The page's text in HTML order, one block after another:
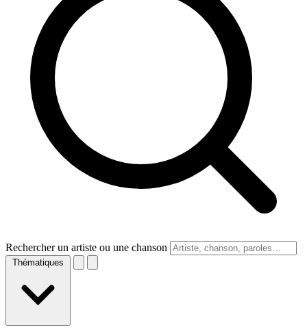
Rechercher un artiste ou une chanson
Thématiques